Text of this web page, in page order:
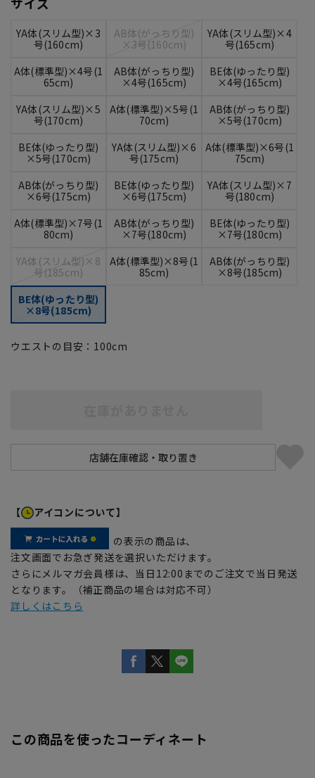
YA体(スリム型)×3
号(160cm)
AB体(がっちり型)
×3号(160cm)
YA体(スリム型)×4
号(165cm)
A体(標準型)×4号(1
65cm)
AB体(がっちり型)
×4号(165cm)
BE体(ゆったり型)
×4号(165cm)
YA体(スリム型)×5
号(170cm)
A体(標準型)×5号(1
70cm)
AB体(がっちり型)
×5号(170cm)
BE体(ゆったり型)
×5号(170cm)
YA体(スリム型)×6
号(175cm)
A体(標準型)×6号(1
75cm)
AB体(がっちり型)
×6号(175cm)
BE体(ゆったり型)
×6号(175cm)
YA体(スリム型)×7
号(180cm)
A体(標準型)×7号(1
80cm)
AB体(がっちり型)
×7号(180cm)
BE体(ゆったり型)
×7号(180cm)
YA体(スリム型)×8
号(185cm)
A体(標準型)×8号(1
85cm)
AB体(がっちり型)
×8号(185cm)
BE体(ゆったり型)
×8号(185cm)
ウエストの目安： 100cm
【 アイコンについて】
の表示の商品は、
注文画面でお急ぎ発送を選択いただけます。
さらにメルマガ会員様は、当日12:00までのご注文で当日発送
となります。（補正商品の場合は対応不可）
詳しくはこちら
この商品を使ったコーディネート